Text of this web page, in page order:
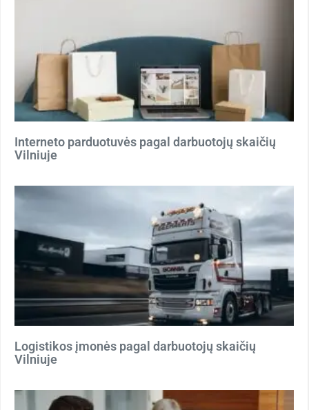
Interneto parduotuvės pagal darbuotojų skaičių
Vilniuje
Logistikos įmonės pagal darbuotojų skaičių
Vilniuje